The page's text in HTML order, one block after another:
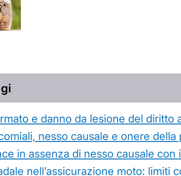
e danno da lesione del diritto
nesso causale e onere della
in assenza di nesso causale con
nell’assicurazione moto: limiti